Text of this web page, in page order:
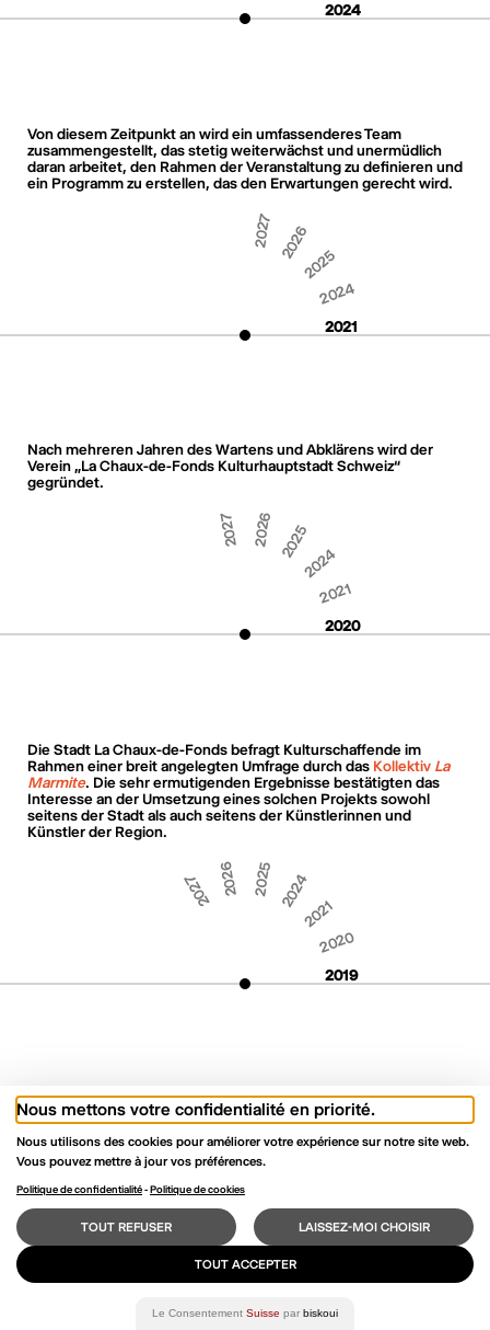
2024
Von diesem Zeitpunkt an wird ein umfassenderes Team
zusammengestellt, das stetig weiterwächst und unermüdlich
daran arbeitet, den Rahmen der Veranstaltung zu definieren und
ein Programm zu erstellen, das den Erwartungen gerecht wird.
2027 2026
2025
2024
2021
Nach mehreren Jahren des Wartens und Abklärens wird der
Verein „La Chaux-de-Fonds Kulturhauptstadt Schweiz“
gegründet.
2027 2026 2025
2024
2021
2020
Die Stadt La Chaux-de-Fonds befragt Kulturschaffende im
Rahmen einer breit angelegten Umfrage durch das Kollektiv La
Marmite. Die sehr ermutigenden Ergebnisse bestätigten das
Interesse an der Umsetzung eines solchen Projekts sowohl
seitens der Stadt als auch seitens der Künstlerinnen und
Künstler der Region.
2027 2026 2025 2024
2021
2020
2019
Nach einerersten wissenschaftlichen Studiewird die Stadt
La Chaux-de-Fonds als ideale Kandidatin für das Schaffen der
Rahmen eines Pilotprojekts ausgewählt.
20262025 2021
2020
Nous mettons votre confidentialité en priorité.
Nous utilisons des cookies pour améliorer votre expérience sur notre site web.
Vous pouvez mettre à jour vos préférences.
Politique de confidentialité-Politique de cookies
TOUT REFUSER LAISSEZ-MOI CHOISIR
TOUT ACCEPTER
Le Consentement Suisse par biskoui